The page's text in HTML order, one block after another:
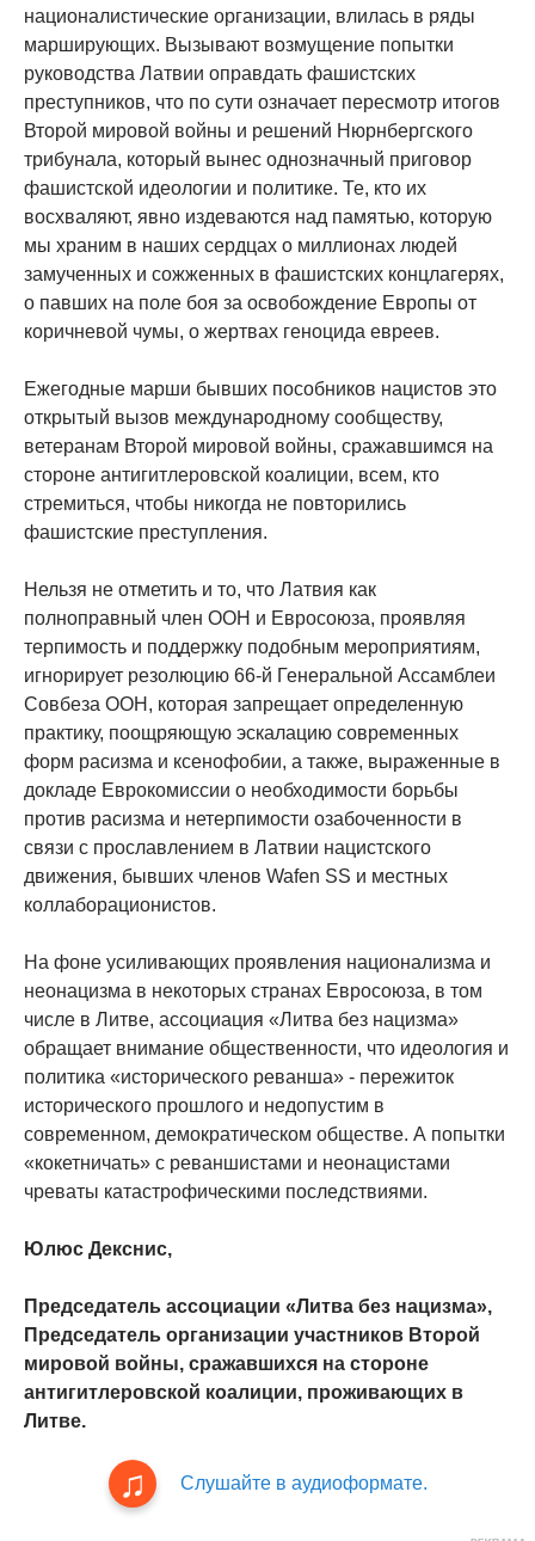
националистические организации, влилась в ряды
марширующих. Вызывают возмущение попытки
руководства Латвии оправдать фашистских
преступников, что по сути означает пересмотр итогов
Второй мировой войны и решений Нюрнбергского
трибунала, который вынес однозначный приговор
фашистской идеологии и политике. Те, кто их
восхваляют, явно издеваются над памятью, которую
мы храним в наших сердцах о миллионах людей
замученных и сожженных в фашистских концлагерях,
о павших на поле боя за освобождение Европы от
коричневой чумы, о жертвах геноцида евреев.
Ежегодные марши бывших пособников нацистов это
открытый вызов международному сообществу,
ветеранам Второй мировой войны, сражавшимся на
стороне антигитлеровской коалиции, всем, кто
стремиться, чтобы никогда не повторились
фашистские преступления.
Нельзя не отметить и то, что Латвия как
полноправный член ООН и Евросоюза, проявляя
терпимость и поддержку подобным мероприятиям,
игнорирует резолюцию 66-й Генеральной Ассамблеи
Совбеза ООН, которая запрещает определенную
практику, поощряющую эскалацию современных
форм расизма и ксенофобии, а также, выраженные в
докладе Еврокомиссии о необходимости борьбы
против расизма и нетерпимости озабоченности в
связи с прославлением в Латвии нацистского
движения, бывших членов Wafen SS и местных
коллаборационистов.
На фоне усиливающих проявления национализма и
неонацизма в некоторых странах Евросоюза, в том
числе в Литве, ассоциация «Литва без нацизма»
обращает внимание общественности, что идеология и
политика «исторического реванша» - пережиток
исторического прошлого и недопустим в
современном, демократическом обществе. А попытки
«кокетничать» с реваншистами и неонацистами
чреваты катастрофическими последствиями.
Юлюс Декснис,
Председатель ассоциации «Литва без нацизма»,
Председатель организации участников Второй
мировой войны, сражавшихся на стороне
антигитлеровской коалиции, проживающих в
Литве.
Слушайте в аудиоформате.